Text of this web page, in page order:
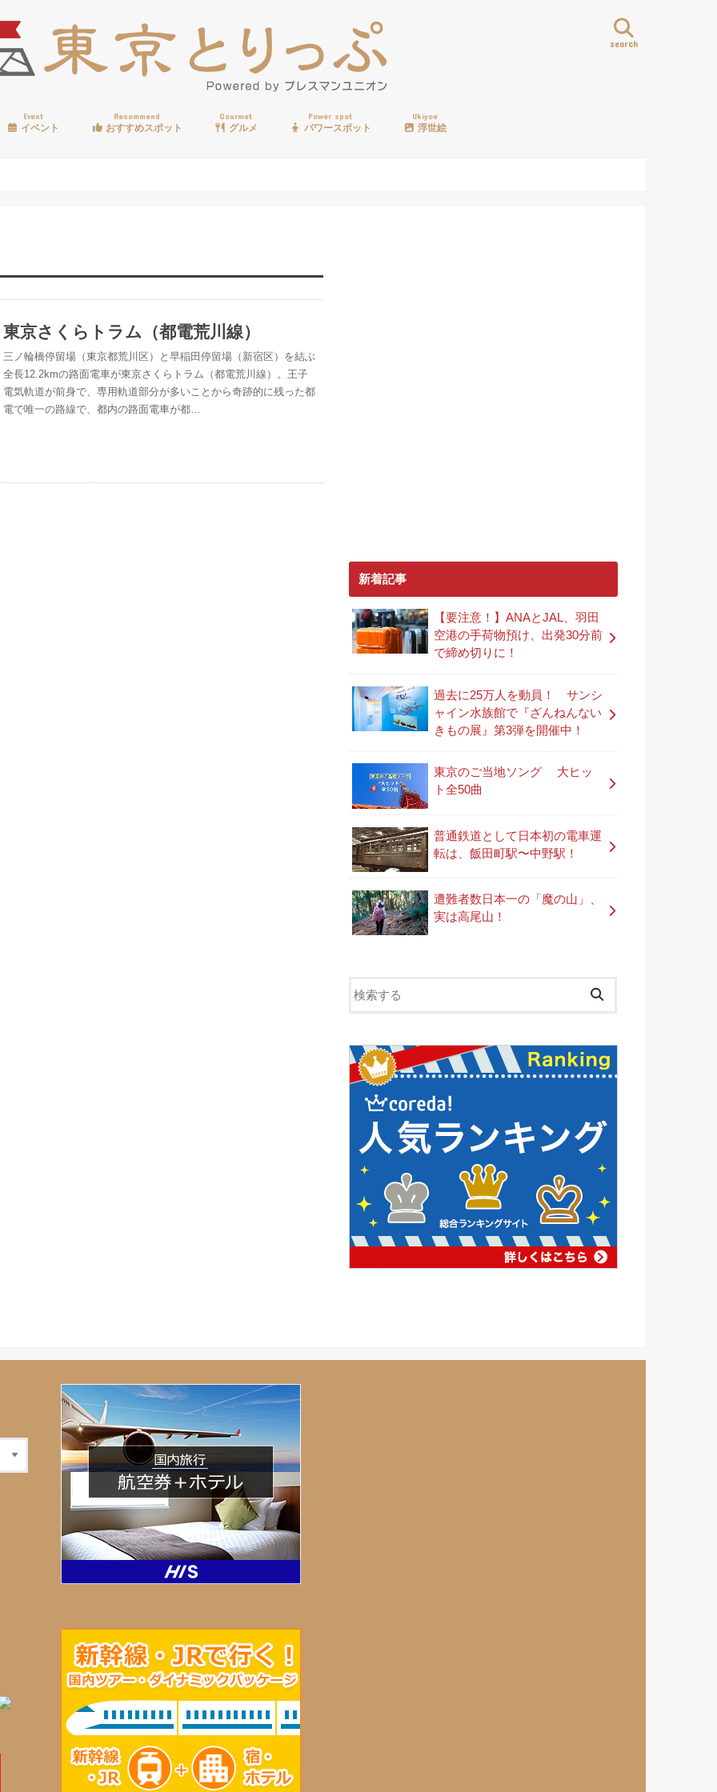
search
Event
イベント
Recommend
おすすめスポット
Gourmet
グルメ
Power spot
パワースポット
Ukiyoe
浮世絵
東京さくらトラム（都電荒川線）
三ノ輪橋停留場（東京都荒川区）と早稲田停留場（新宿区）を結ぶ
全長12.2kmの路面電車が東京さくらトラム（都電荒川線）。王子
電気軌道が前身で、専用軌道部分が多いことから奇跡的に残った都
電で唯一の路線で、都内の路面電車が都…
新着記事
【要注意！】ANAとJAL、羽田
空港の手荷物預け、出発30分前
で締め切りに！
過去に25万人を動員！ サンシ
ャイン水族館で『ざんねんない
きもの展』第3弾を開催中！
東京のご当地ソング 大ヒッ
ト全50曲
普通鉄道として日本初の電車運
転は、飯田町駅〜中野駅！
遭難者数日本一の「魔の山」、
実は高尾山！